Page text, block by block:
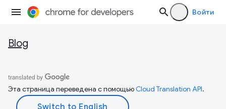
Войти
Blog
Эта страница переведена с помощьюCloud Translation API.